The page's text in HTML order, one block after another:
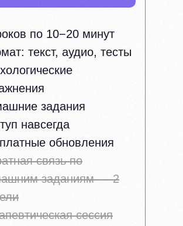
по 10−20 минут
текст, аудио, тесты
задания
навсегда
обновления
связь по
заданиям — 2
сессия